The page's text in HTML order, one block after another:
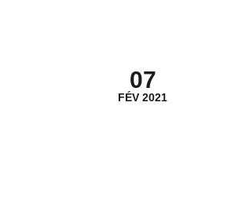
07
FÉV 2021